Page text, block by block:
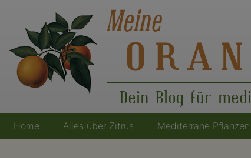
Dein Blog für
Hauptnavigation
Home Alles über Zitrus Mediterrane Pflanzen